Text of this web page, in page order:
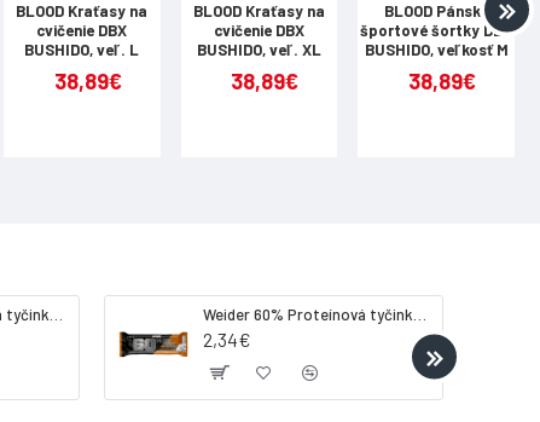
69 - 118
240
BLOOD Kraťasy na
cvičenie DBX
BUSHIDO, veľ. L
38,89€
BLOOD Kraťasy na
cvičenie DBX
BUSHIDO, veľ. XL
38,89€
BLOOD Pánske
športové šortky DBX
BUSHIDO, veľkosť M
38,89€
2,34€